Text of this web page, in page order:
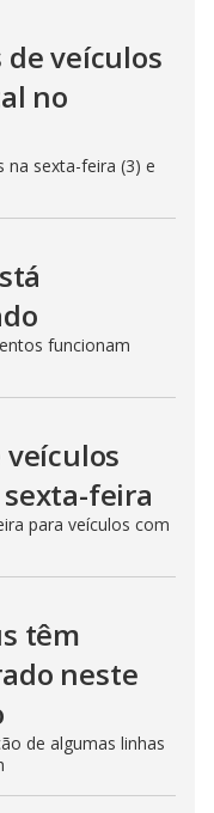
veículos
no
na sexta-feira (3) e
funcionam
feira
para veículos com
têm
neste
de algumas linhas